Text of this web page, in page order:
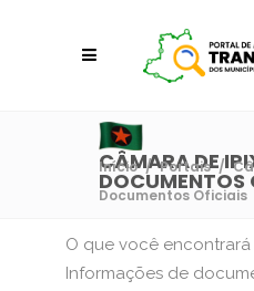
CÂMARA DE
DOCUMENTOS
Início / Portais /
Documentos Oficiais
O que você encontrará
Informações de